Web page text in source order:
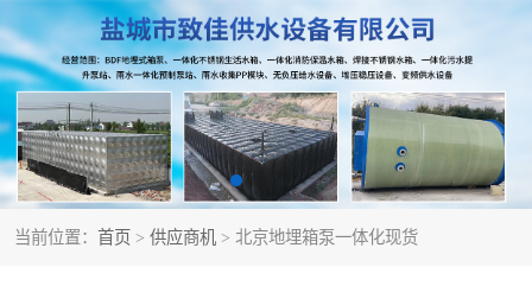
当前位置： 首页 > 供应商机 > 北京地埋箱泵一体化现货
消防一体化水箱 地埋箱泵一体化
一体化污水泵站